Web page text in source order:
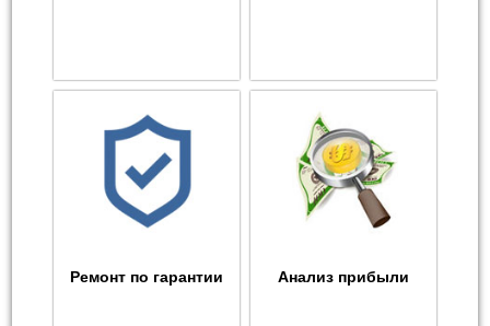
Ремонт по гарантии Анализ прибыли